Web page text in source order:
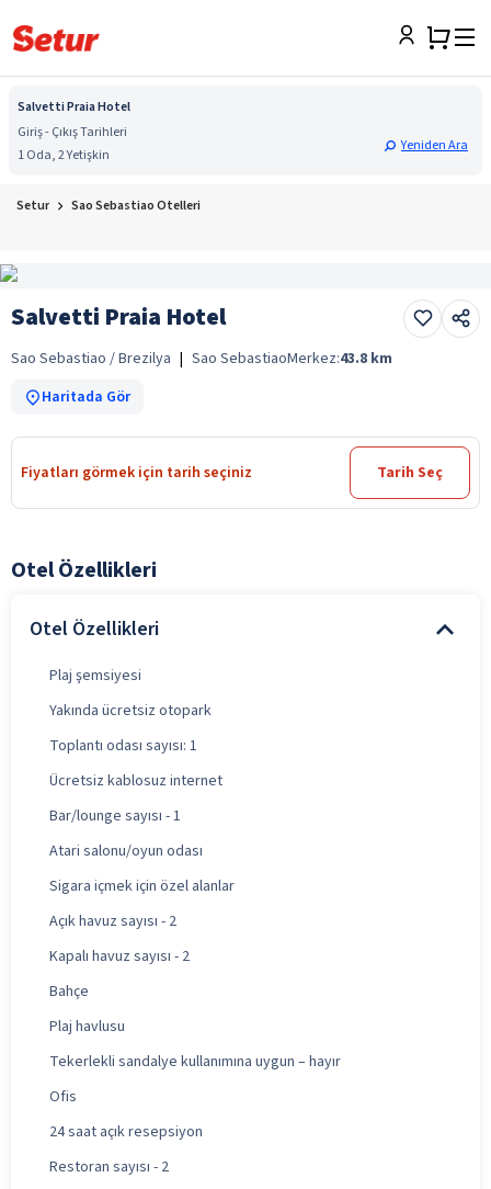
Salvetti Praia Hotel
Giriş - Çıkış Tarihleri
1 Oda, 2 Yetişkin
Yeniden Ara
Setur Sao Sebastiao Otelleri
Salvetti Praia Hotel
Sao Sebastiao / Brezilya | Sao SebastiaoMerkez:43.8 km
Haritada Gör
Fiyatları görmek için tarih seçiniz Tarih Seç
Otel Özellikleri
Otel Özellikleri
Plaj şemsiyesi
Yakında ücretsiz otopark
Toplantı odası sayısı: 1
Ücretsiz kablosuz internet
Bar/lounge sayısı - 1
Atari salonu/oyun odası
Sigara içmek için özel alanlar
Açık havuz sayısı - 2
Kapalı havuz sayısı - 2
Bahçe
Plaj havlusu
Tekerlekli sandalye kullanımına uygun – hayır
Ofis
24 saat açık resepsiyon
Restoran sayısı - 2